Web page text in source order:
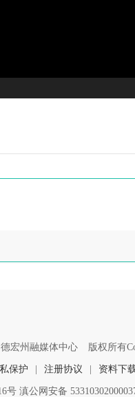
宏州融媒体中心 版权所有
保护 注册协议 资料下
号 滇公网安备